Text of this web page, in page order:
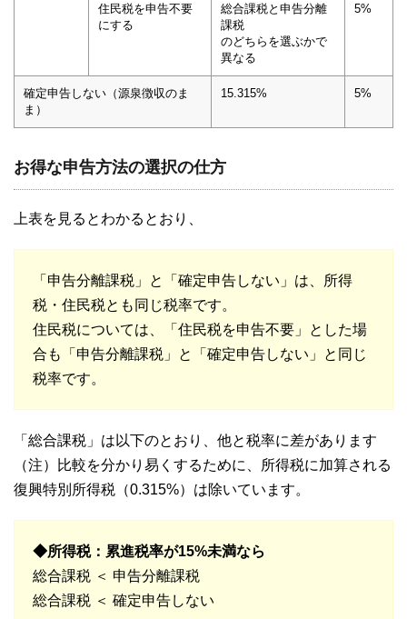
住民税を申告不要
にする
総合課税と申告分離
課税
のどちらを選ぶかで
異なる
5%
確定申告しない（源泉徴収のま
ま）
15.315% 5%
お得な申告方法の選択の仕方
上表を見るとわかるとおり、
「申告分離課税」と「確定申告しない」は、所得
税・住民税とも同じ税率です。
住民税については、「住民税を申告不要」とした場
合も「申告分離課税」と「確定申告しない」と同じ
税率です。
「総合課税」は以下のとおり、他と税率に差があります
（注）比較を分かり易くするために、所得税に加算される
復興特別所得税（0.315%）は除いています。
◆所得税：累進税率が15%未満なら
総合課税 ＜ 申告分離課税
総合課税 ＜ 確定申告しない